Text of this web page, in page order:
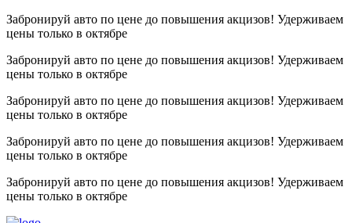
Забронируй авто по цене до повышения акцизов! Удерживаем
цены только в октябре
Забронируй авто по цене до повышения акцизов! Удерживаем
цены только в октябре
Забронируй авто по цене до повышения акцизов! Удерживаем
цены только в октябре
Забронируй авто по цене до повышения акцизов! Удерживаем
цены только в октябре
Забронируй авто по цене до повышения акцизов! Удерживаем
цены только в октябре